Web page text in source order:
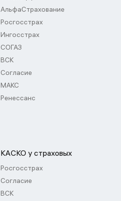
АльфаСтрахование
Росгосстрах
Ингосстрах
СОГАЗ
ВСК
Согласие
МАКС
Ренессанс
КАСКО у страховых
Росгосстрах
Согласие
ВСК